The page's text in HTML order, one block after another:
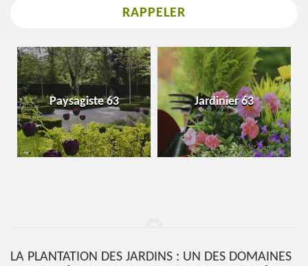
Jardinier 63
Installation
automatique 63
LA PLANTATION DES JARDINS : UN DES DOMAINES